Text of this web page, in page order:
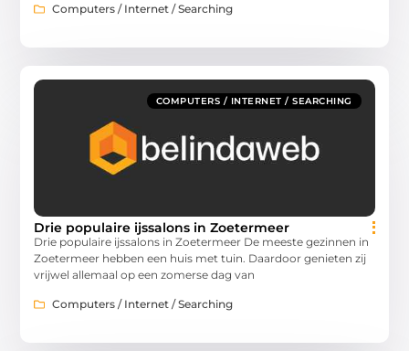
Computers / Internet / Searching
COMPUTERS / INTERNET / SEARCHING
Drie populaire ijssalons in Zoetermeer
Drie populaire ijssalons in Zoetermeer De meeste gezinnen in
Zoetermeer hebben een huis met tuin. Daardoor genieten zij
vrijwel allemaal op een zomerse dag van
Computers / Internet / Searching